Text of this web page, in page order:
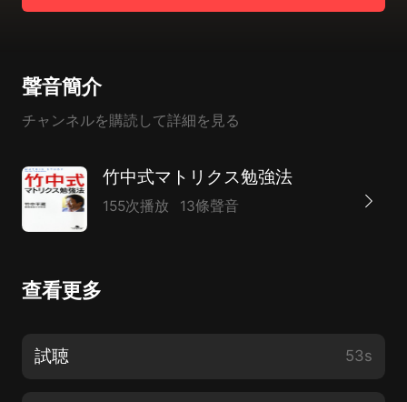
聲音簡介
チャンネルを購読して詳細を見る
竹中式マトリクス勉強法
155次播放 13條聲音
查看更多
試聴 53s